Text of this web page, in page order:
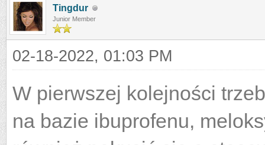
Tingdur
Junior Member
02-18-2022, 01:03 PM
W pierwszej kolejności
na bazie ibuprofenu,